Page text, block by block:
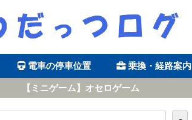
電車の停車位置 乗換・経路案内
【ミニゲーム】オセロゲーム